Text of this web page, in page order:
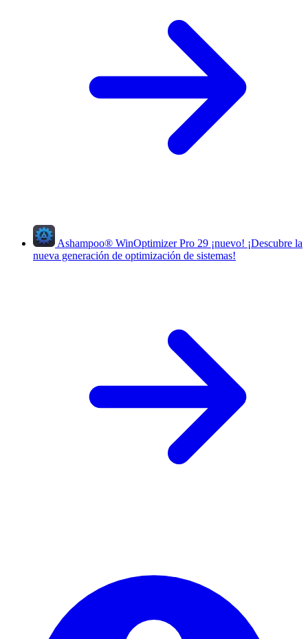
Ashampoo® WinOptimizer Pro 29 ¡nuevo! ¡Descubre la
nueva generación de optimización de sistemas!